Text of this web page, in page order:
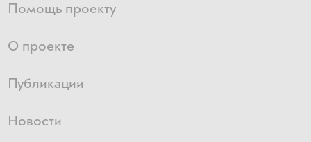
Помощь проекту
О проекте
Публикации
Новости